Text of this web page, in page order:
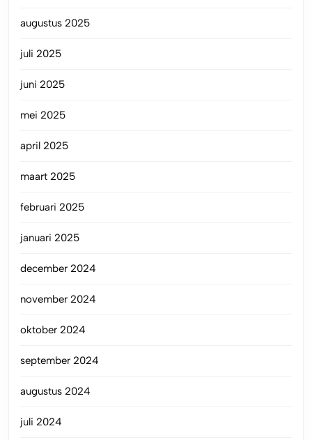
augustus 2025
juli 2025
juni 2025
mei 2025
april 2025
maart 2025
februari 2025
januari 2025
december 2024
november 2024
oktober 2024
september 2024
augustus 2024
juli 2024